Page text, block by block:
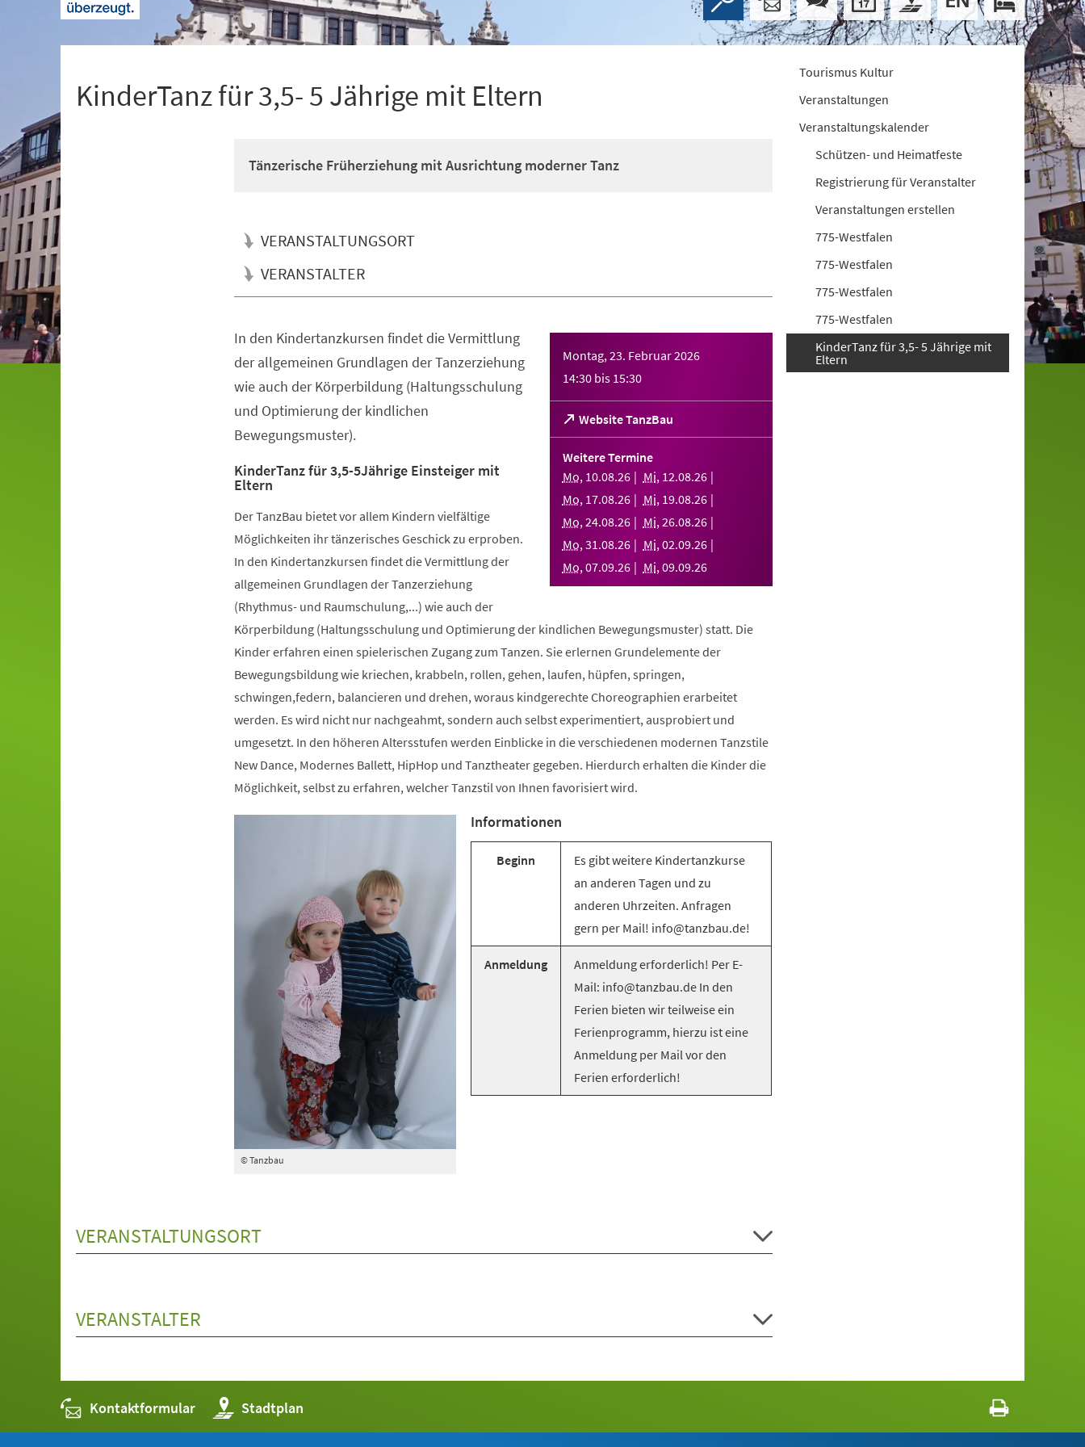
KinderTanz für 3,5- 5 Jährige mit Eltern
Tänzerische Früherziehung mit Ausrichtung moderner Tanz
VERANSTALTUNGSORT
VERANSTALTER
Montag, 23. Februar 2026
14:30 bis 15:30
Website TanzBau
(Öffnet
in
einem
Tab)
Weitere Termine
Mo, 10.08.26 Mi, 12.08.26
Mo, 17.08.26 Mi, 19.08.26
Mo,24.08.26 Mi,26.08.26
Mo,31.08.26 Mi,02.09.26
Mo,07.09.26 Mi,09.09.26
In den Kindertanzkursen findet die Vermittlung
der allgemeinen Grundlagen der Tanzerziehung
wie auch der Körperbildung (Haltungsschulung
und Optimierung der kindlichen
Bewegungsmuster).
KinderTanz für 3,5-5Jährige Einsteiger mit
Eltern
Der TanzBau bietet vor allem Kindern vielfältige
Möglichkeiten ihr tänzerisches Geschick zu erproben.
In den Kindertanzkursen findet die Vermittlung der
allgemeinen Grundlagen der Tanzerziehung
(Rhythmus- und Raumschulung,...) wie auch der
Körperbildung (Haltungsschulung und Optimierung der kindlichen Bewegungsmuster) statt. Die
Kinder erfahren einen spielerischen Zugang zum Tanzen. Sie erlernen Grundelemente der
Bewegungsbildung wie kriechen, krabbeln, rollen, gehen, laufen, hüpfen, springen,
schwingen,federn, balancieren und drehen, woraus kindgerechte Choreographien erarbeitet
werden. Es wird nicht nur nachgeahmt, sondern auch selbst experimentiert, ausprobiert und
umgesetzt. In den höheren Altersstufen werden Einblicke in die verschiedenen modernen Tanzstile
New Dance, Modernes Ballett, HipHop und Tanztheater gegeben. Hierdurch erhalten die Kinder die
Möglichkeit, selbst zu erfahren, welcher Tanzstil von Ihnen favorisiert wird.
© Tanzbau
Informationen
Beginn
Es gibt weitere Kindertanzkurse
an anderen Tagen und zu
anderen Uhrzeiten. Anfragen
gern per Mail! info@tanzbau.de!
Anmeldung
Anmeldung erforderlich! Per E-
Mail: info@tanzbau.de In den
Ferien bieten wir teilweise ein
Ferienprogramm, hierzu ist eine
Anmeldung per Mail vor den
Ferien erforderlich!
VERANSTALTUNGSORT
VERANSTALTER
Tourismus Kultur
Veranstaltungen
Veranstaltungskalender
Schützen- und Heimatfeste
Registrierung für Veranstalter
Veranstaltungen erstellen
775-Westfalen
775-Westfalen
775-Westfalen
775-Westfalen
KinderTanz für 3,5- 5 Jährige mit
Eltern
Kontaktformular Stadtplan
(Öffnet
in
einem